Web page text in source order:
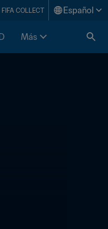
FIFA COLLECT Español
Más